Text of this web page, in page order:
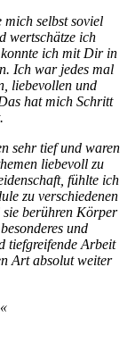
selbst soviel
wertschätze ich
konnte ich mit Dir in
Ich war jedes mal
liebevollen und
hat mich Schritt
sehr tief und waren
liebevoll zu
fühlte ich
zu verschiedenen
berühren Körper
und
tiefgreifende Arbeit
Art absolut weiter